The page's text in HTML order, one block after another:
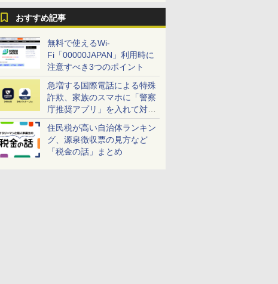
おすすめ記事
無料で使えるWi-
Fi「00000JAPAN」利用時に
注意すべき3つのポイント
急増する国際電話による特殊
詐欺、家族のスマホに「警察
庁推奨アプリ」を入れて対策
しよう！
住民税が高い自治体ランキン
グ、源泉徴収票の見方など
「税金の話」まとめ